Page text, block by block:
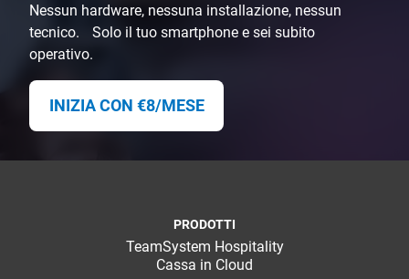
Nessun hardware, nessuna installazione, nessun
tecnico. Solo il tuo smartphone e sei subito
operativo.
INIZIA CON €8/MESE
PRODOTTI
TeamSystem Hospitality
Cassa in Cloud